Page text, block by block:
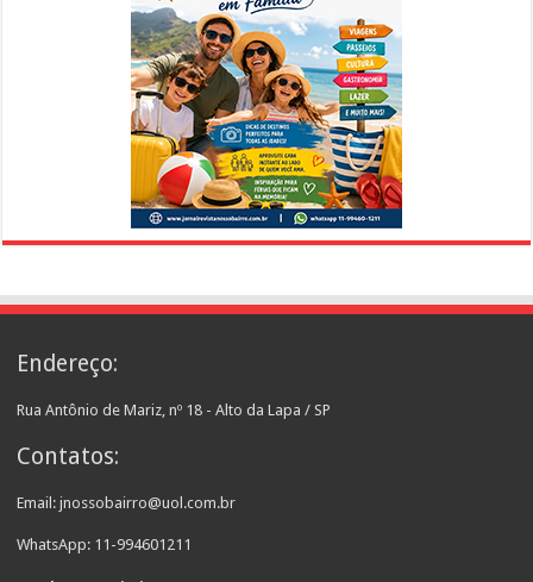
Endereço:
Rua Antônio de Mariz, nº 18 - Alto da Lapa / SP
Contatos:
Email: jnossobairro@uol.com.br
WhatsApp: 11-994601211